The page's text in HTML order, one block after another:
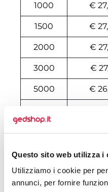
Questo sito web utilizza i
Utilizziamo i cookie per
annunci, per fornire
1000 €
1500 €
2000 €
3000 €
5000 €
Area di